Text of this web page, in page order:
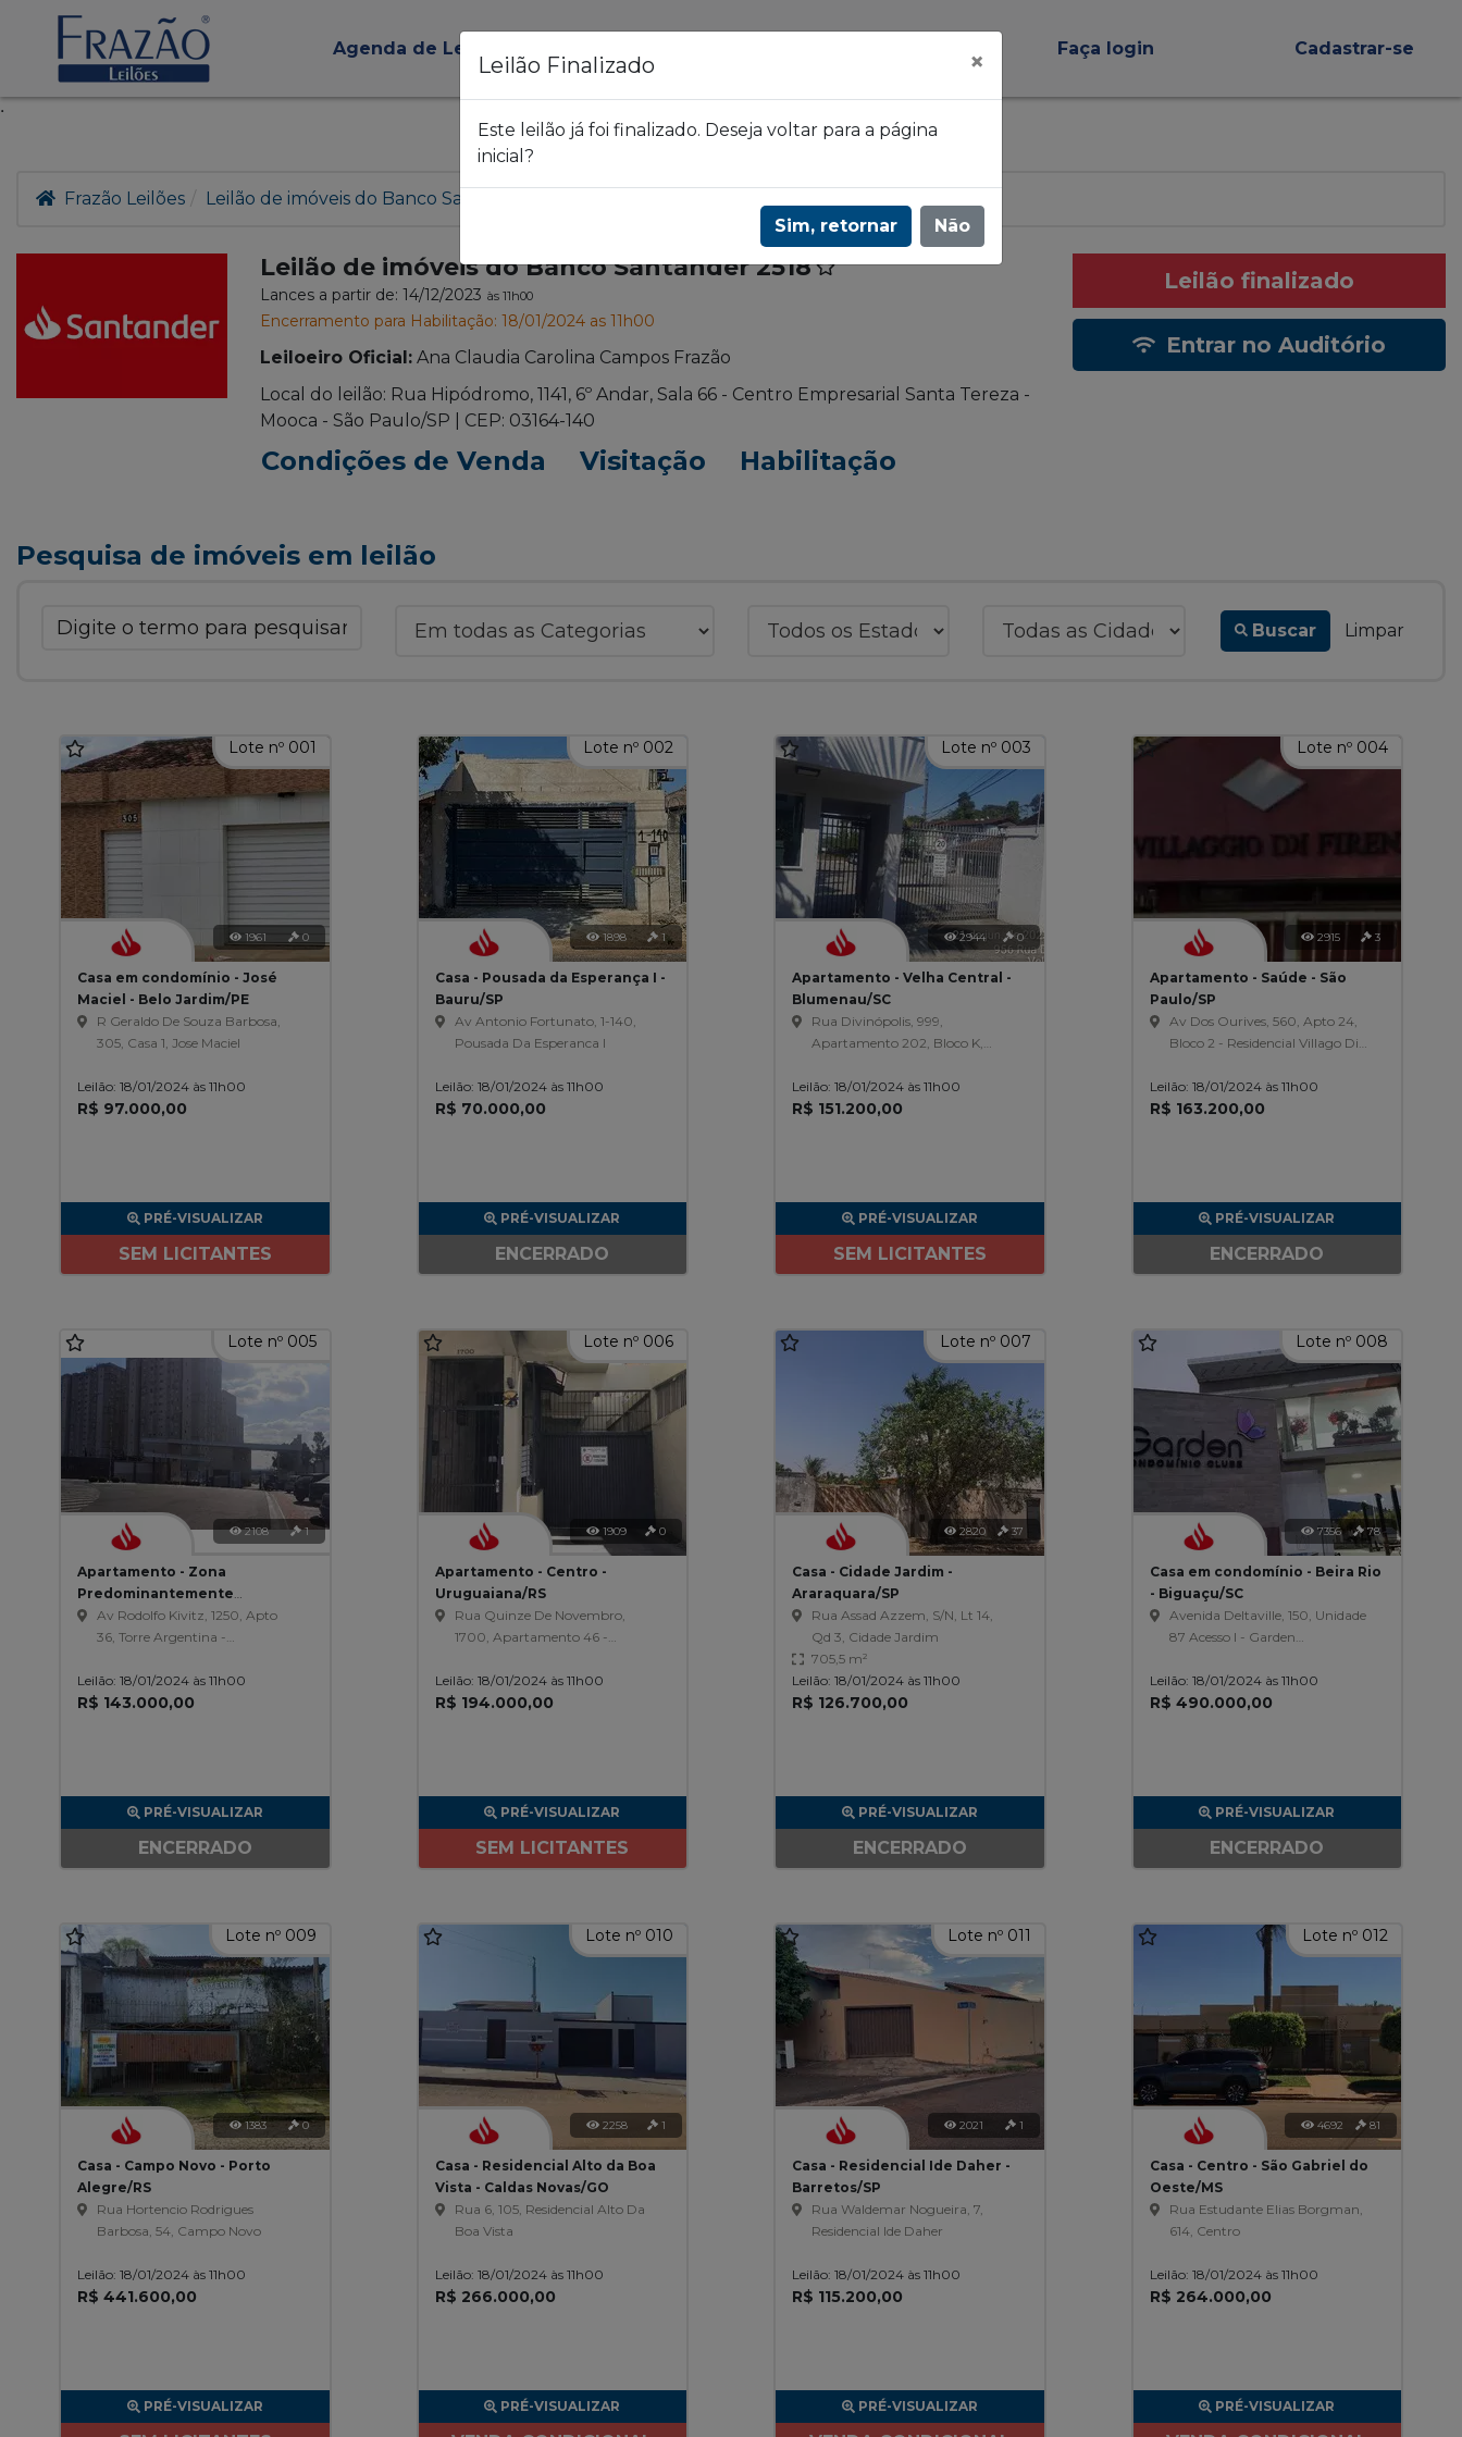
.
Agenda de Leilões Faça login Cadastrar-se
Frazão Leilões Leilão de imóveis do Banco Santander 2518
Leilão de imóveis do Banco Santander 2518
Lances a partir de: 14/12/2023 às 11h00
Encerramento para Habilitação: 18/01/2024 as 11h00
Leiloeiro Oficial: Ana Claudia Carolina Campos Frazão
Local do leilão: Rua Hipódromo, 1141, 6º Andar, Sala 66 - Centro Empresarial Santa Tereza -
Mooca - São Paulo/SP | CEP: 03164-140
Condições de Venda Visitação Habilitação
Leilão finalizado
Entrar no Auditório
Leilão Finalizado ×
Este leilão já foi finalizado. Deseja voltar para a página
inicial?
Sim, retornar Não
Pesquisa de imóveis em leilão
Buscar Limpar
Lote nº 001
1961 0
Casa em condomínio - José
Maciel - Belo Jardim/PE
R Geraldo De Souza Barbosa,
305, Casa 1, Jose Maciel
Leilão: 18/01/2024 às 11h00
R$ 97.000,00
PRÉ-VISUALIZAR
SEM LICITANTES
Lote nº 002
1898 1
Casa - Pousada da Esperança I -
Bauru/SP
Av Antonio Fortunato, 1-140,
Pousada Da Esperanca I
Leilão: 18/01/2024 às 11h00
R$ 70.000,00
PRÉ-VISUALIZAR
ENCERRADO
Lote nº 003
2944 0
Apartamento - Velha Central -
Blumenau/SC
Rua Divinópolis, 999,
Apartamento 202, Bloco K,
Divinópolis, Velha Central
Leilão: 18/01/2024 às 11h00
R$ 151.200,00
PRÉ-VISUALIZAR
SEM LICITANTES
Lote nº 004
2915 3
Apartamento - Saúde - São
Paulo/SP
Av Dos Ourives, 560, Apto 24,
Bloco 2 - Residencial Villago Di
Leilão: 18/01/2024 às 11h00
R$ 163.200,00
PRÉ-VISUALIZAR
ENCERRADO
Lote nº 005
2108 1
Apartamento - Zona
Predominantemente
Residencial Dois (ZPR 2) - Nova
Odessa/SP
Av Rodolfo Kivitz, 1250, Apto
36, Torre Argentina -
Américas, Zona
Predominantemente
Leilão: 18/01/2024 às 11h00
R$ 143.000,00
PRÉ-VISUALIZAR
ENCERRADO
Lote nº 006
1909 0
Apartamento - Centro -
Uruguaiana/RS
Rua Quinze De Novembro,
1700, Apartamento 46 -
Ranquetat, Centro
Leilão: 18/01/2024 às 11h00
R$ 194.000,00
PRÉ-VISUALIZAR
SEM LICITANTES
Lote nº 007
2820 37
Casa - Cidade Jardim -
Araraquara/SP
Rua Assad Azzem, S/N, Lt 14,
Qd 3, Cidade Jardim
705,5 m²
Leilão: 18/01/2024 às 11h00
R$ 126.700,00
PRÉ-VISUALIZAR
ENCERRADO
Lote nº 008
7356 78
Casa em condomínio - Beira Rio
- Biguaçu/SC
Avenida Deltaville, 150, Unidade
87 Acesso I - Garden
Leilão: 18/01/2024 às 11h00
R$ 490.000,00
PRÉ-VISUALIZAR
ENCERRADO
Lote nº 009
1383 0
Casa - Campo Novo - Porto
Alegre/RS
Rua Hortencio Rodrigues
Barbosa, 54, Campo Novo
Leilão: 18/01/2024 às 11h00
R$ 441.600,00
PRÉ-VISUALIZAR
Lote nº 010
2258 1
Casa - Residencial Alto da Boa
Vista - Caldas Novas/GO
Rua 6, 105, Residencial Alto Da
Boa Vista
Leilão: 18/01/2024 às 11h00
R$ 266.000,00
PRÉ-VISUALIZAR
Lote nº 011
2021 1
Casa - Residencial Ide Daher -
Barretos/SP
Rua Waldemar Nogueira, 7,
Residencial Ide Daher
Leilão: 18/01/2024 às 11h00
R$ 115.200,00
PRÉ-VISUALIZAR
Lote nº 012
4692 81
Casa - Centro - São Gabriel do
Oeste/MS
Rua Estudante Elias Borgman,
614, Centro
Leilão: 18/01/2024 às 11h00
R$ 264.000,00
PRÉ-VISUALIZAR